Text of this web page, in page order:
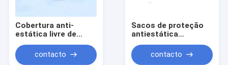
Cobertura anti-
estática livre de
poeira, sola macia,
tira limpa, coberta
condutiva.
contacto
Sacos de proteção
antiestática
transparentes APET
/ CPP Sacos Esd para
eletrônicos 0,075
contacto